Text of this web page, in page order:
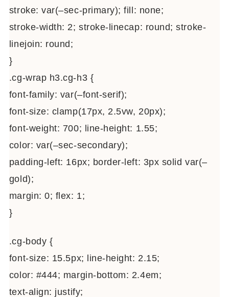
stroke: var(–sec-primary); fill: none;
stroke-width: 2; stroke-linecap: round; stroke-
linejoin: round;
}
.cg-wrap h3.cg-h3 {
font-family: var(–font-serif);
font-size: clamp(17px, 2.5vw, 20px);
font-weight: 700; line-height: 1.55;
color: var(–sec-secondary);
padding-left: 16px; border-left: 3px solid var(–
gold);
margin: 0; flex: 1;
}
.cg-body {
font-size: 15.5px; line-height: 2.15;
color: #444; margin-bottom: 2.4em;
text-align: justify;